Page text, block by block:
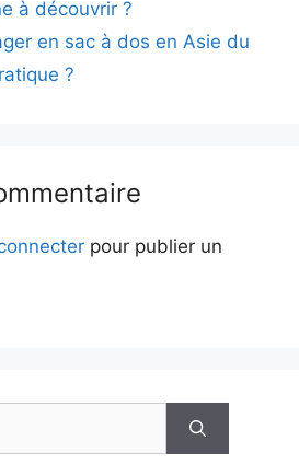
à découvrir ?
en sac à dos en Asie du
?
pour publier un